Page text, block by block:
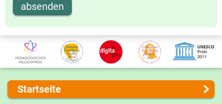
absenden
Startseite